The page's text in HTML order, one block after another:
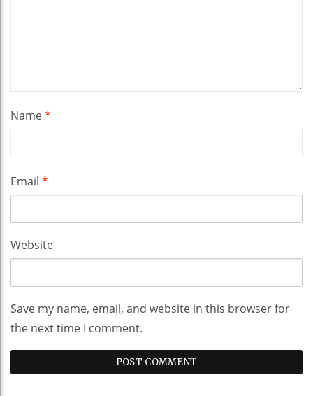
Name*
Email *
Website
Save my name, email, and website in this browser for
the next time I comment.